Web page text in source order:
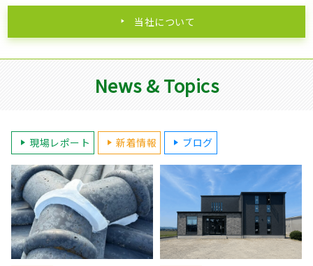
当社について
News & Topics
現場レポート 新着情報 ブログ